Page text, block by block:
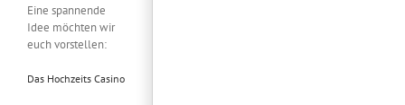
Eine spannende
Idee möchten wir
euch vorstellen:
Das Hochzeits Casino